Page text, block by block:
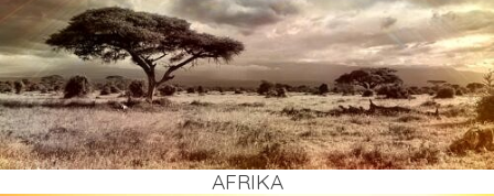
AFRI­KA